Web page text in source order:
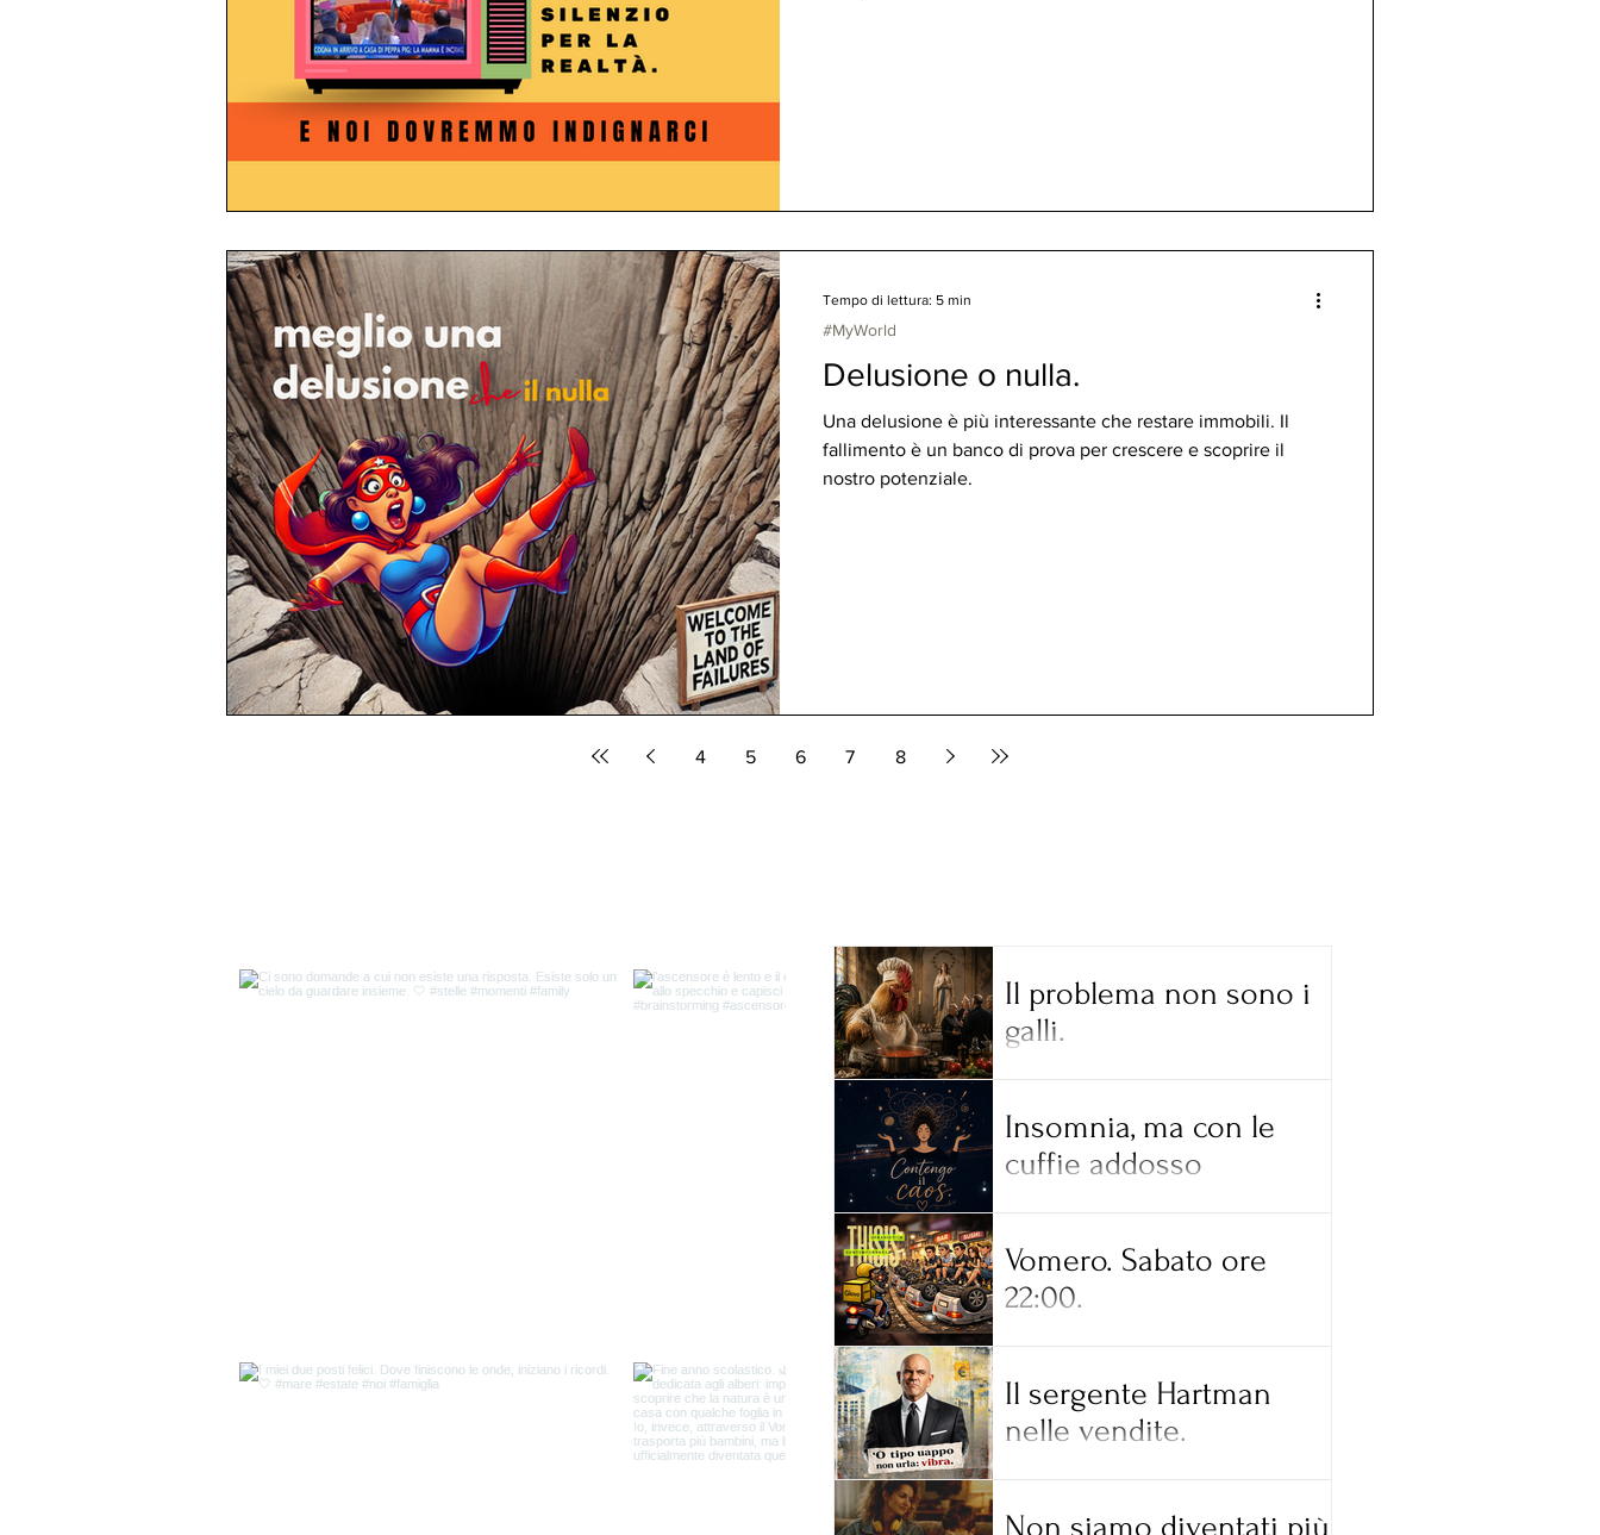
Delusione o nulla.
Una delusione è più interessante che restare immobili. Il
fallimento è un banco di prova per crescere e scoprire il
nostro potenziale.
#MyWorld
Tempo di lettura: 5 min
4 5 6 7 8
Il problema non sono i
galli.
Insomnia, ma con le
cuffie addosso
Vomero. Sabato ore
22:00.
Il sergente Hartman
nelle vendite.
Non siamo diventati più